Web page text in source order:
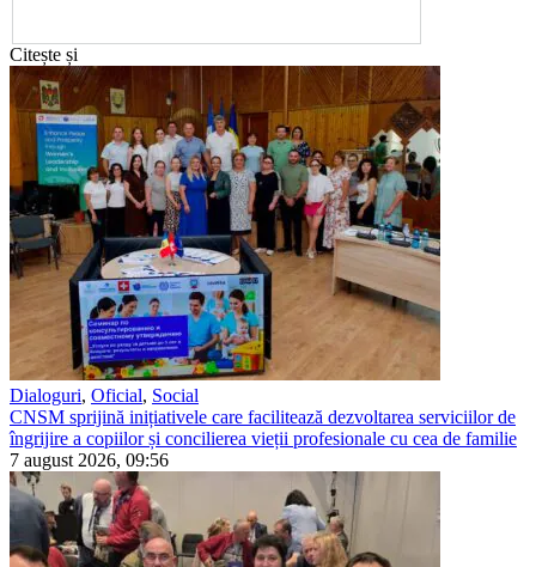
Citește și
Dialoguri, Oficial, Social
CNSM sprijină inițiativele care facilitează dezvoltarea serviciilor de
îngrijire a copiilor și concilierea vieții profesionale cu cea de familie
7 august 2026, 09:56